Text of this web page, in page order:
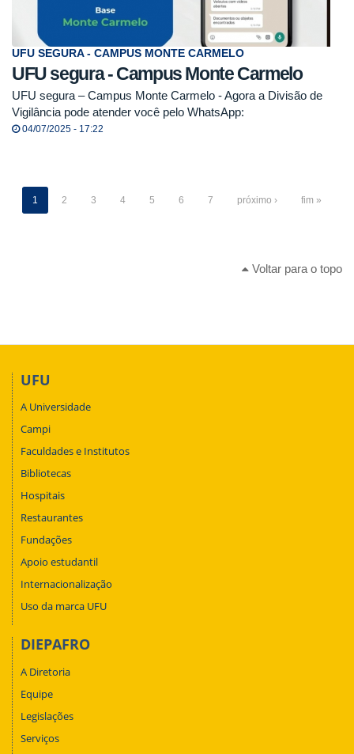
UFU SEGURA - CAMPUS MONTE CARMELO
UFU segura - Campus Monte Carmelo
UFU segura – Campus Monte Carmelo - Agora a Divisão de
Vigilância pode atender você pelo WhatsApp:
04/07/2025 - 17:22
1 2 3 4 5 6 7 próximo › fim »
Voltar para o topo
UFU
A Universidade
Campi
Faculdades e Institutos
Bibliotecas
Hospitais
Restaurantes
Fundações
Apoio estudantil
Internacionalização
Uso da marca UFU
DIEPAFRO
A Diretoria
Equipe
Legislações
Serviços